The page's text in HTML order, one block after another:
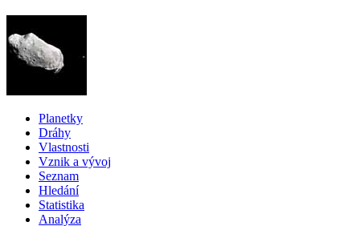
Planetky
Dráhy
Vlastnosti
Vznik a vývoj
Seznam
Hledání
Statistika
Analýza